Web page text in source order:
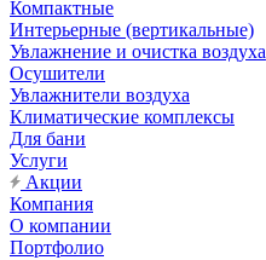
Компактные
Интерьерные (вертикальные)
Увлажнение и очистка воздуха
Осушители
Увлажнители воздуха
Климатические комплексы
Для бани
Услуги
Акции
Компания
О компании
Портфолио